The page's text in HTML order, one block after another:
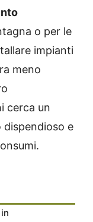
o per le
impianti
meno
cerca un
dispendioso e